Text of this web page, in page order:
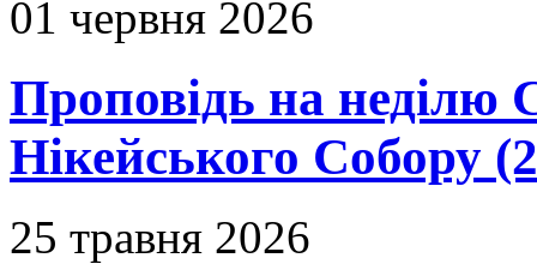
01 червня 2026
Проповідь на неділю
Нікейського Собору
25 травня 2026